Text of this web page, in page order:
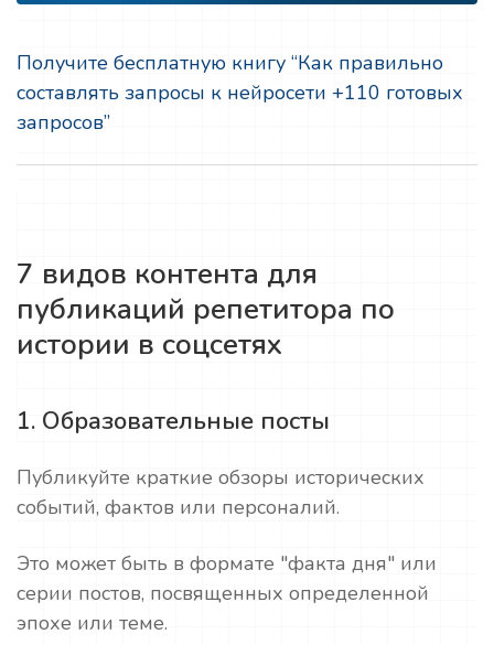
Получите бесплатную книгу “Как правильно
составлять запросы к нейросети +110 готовых
запросов”
7 видов контента для
публикаций репетитора по
истории в соцсетях
1. Образовательные посты
Публикуйте краткие обзоры исторических
событий, фактов или персоналий.
Это может быть в формате "факта дня" или
серии постов, посвященных определенной
эпохе или теме.